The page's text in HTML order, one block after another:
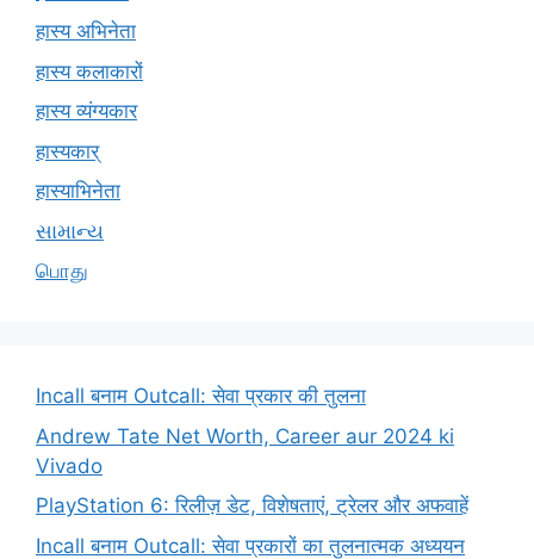
हास्य अभिनेता
हास्य कलाकारों
हास्य व्यंग्यकार
हास्यकार्
हास्याभिनेता
સામાન્ય
பொது
Incall बनाम Outcall: सेवा प्रकार की तुलना
Andrew Tate Net Worth, Career aur 2024 ki
Vivado
PlayStation 6: रिलीज़ डेट, विशेषताएं, ट्रेलर और अफवाहें
Incall बनाम Outcall: सेवा प्रकारों का तुलनात्मक अध्ययन